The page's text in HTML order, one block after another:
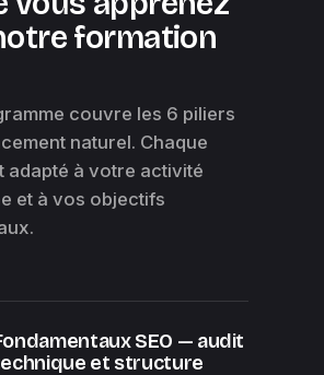
formation
couvre les 6 piliers
naturel. Chaque
adapté à votre activité
et à vos objectifs
SEO — audit
et structure